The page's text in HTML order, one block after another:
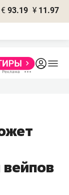
€ 93.19 ¥ 11.97